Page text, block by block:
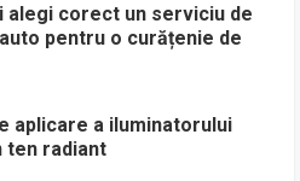
alegi corect un serviciu de
pentru o curățenie de
aplicare a iluminatorului
ten radiant